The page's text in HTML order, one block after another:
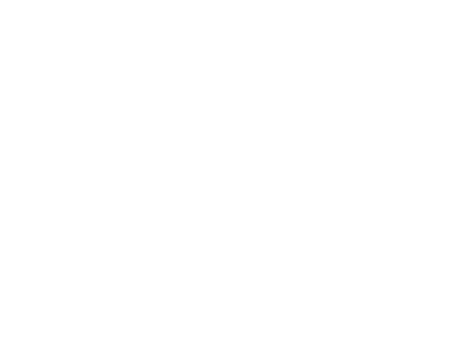
buku yasin invoice kartu nama label map nota spanduk stiker undangan pernikahan